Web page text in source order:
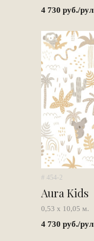
4 730 руб./рул
# 454-2
Aura Kids
0,53 х 10,05 м.
4 730 руб./рул